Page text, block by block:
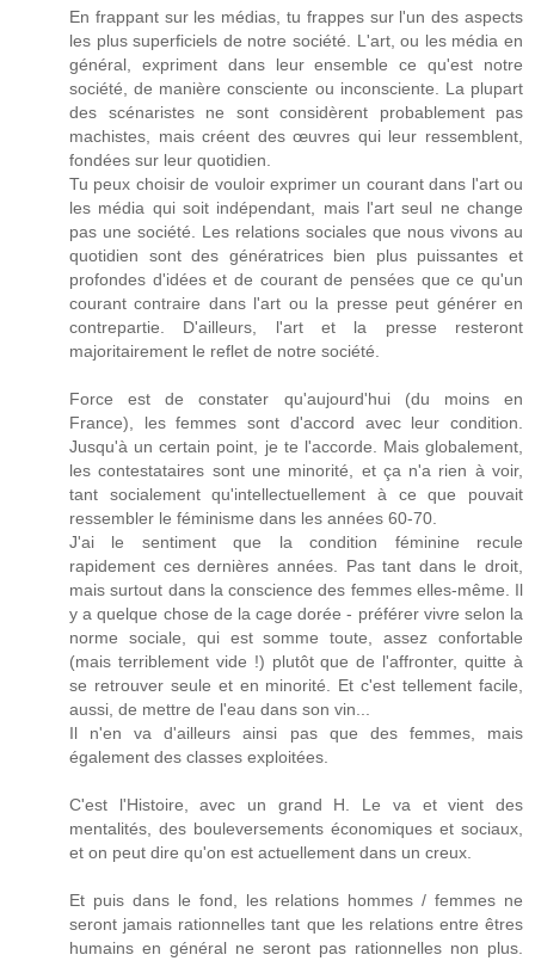
En frappant sur les médias, tu frappes sur l'un des aspects
les plus superficiels de notre société. L'art, ou les média en
général, expriment dans leur ensemble ce qu'est notre
société, de manière consciente ou inconsciente. La plupart
des scénaristes ne sont considèrent probablement pas
machistes, mais créent des œuvres qui leur ressemblent,
fondées sur leur quotidien.
Tu peux choisir de vouloir exprimer un courant dans l'art ou
les média qui soit indépendant, mais l'art seul ne change
pas une société. Les relations sociales que nous vivons au
quotidien sont des génératrices bien plus puissantes et
profondes d'idées et de courant de pensées que ce qu'un
courant contraire dans l'art ou la presse peut générer en
contrepartie. D'ailleurs, l'art et la presse resteront
majoritairement le reflet de notre société.
Force est de constater qu'aujourd'hui (du moins en
France), les femmes sont d'accord avec leur condition.
Jusqu'à un certain point, je te l'accorde. Mais globalement,
les contestataires sont une minorité, et ça n'a rien à voir,
tant socialement qu'intellectuellement à ce que pouvait
ressembler le féminisme dans les années 60-70.
J'ai le sentiment que la condition féminine recule
rapidement ces dernières années. Pas tant dans le droit,
mais surtout dans la conscience des femmes elles-même. Il
y a quelque chose de la cage dorée - préférer vivre selon la
norme sociale, qui est somme toute, assez confortable
(mais terriblement vide !) plutôt que de l'affronter, quitte à
se retrouver seule et en minorité. Et c'est tellement facile,
aussi, de mettre de l'eau dans son vin...
Il n'en va d'ailleurs ainsi pas que des femmes, mais
également des classes exploitées.
C'est l'Histoire, avec un grand H. Le va et vient des
mentalités, des bouleversements économiques et sociaux,
et on peut dire qu'on est actuellement dans un creux.
Et puis dans le fond, les relations hommes / femmes ne
seront jamais rationnelles tant que les relations entre êtres
humains en général ne seront pas rationnelles non plus.